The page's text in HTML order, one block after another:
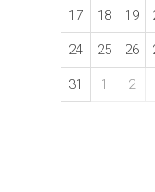
17 18 19
24 25 26
31 1 2